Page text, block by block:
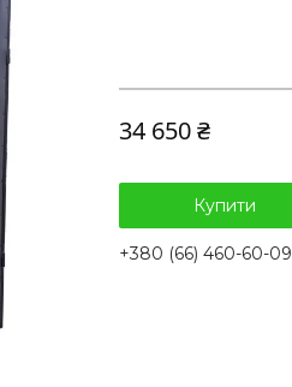
34 650 ₴
Купити
+380 (66) 460-60-09